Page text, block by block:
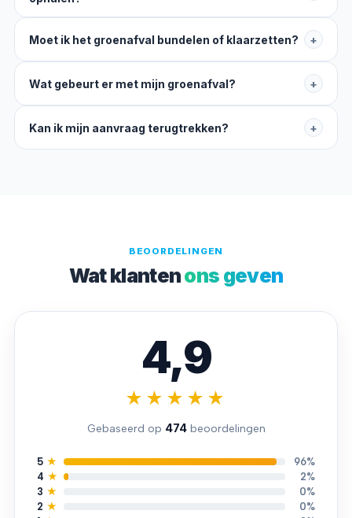
Moet ik het groenafval bundelen of klaarzetten? +
Wat gebeurt er met mijn groenafval? +
Kan ik mijn aanvraag terugtrekken? +
BEOORDELINGEN
Wat klantenons geven
4,9
★★★★★
Gebaseerd op 474beoordelingen
5 ★
96%
4 ★
2%
3 ★
0%
2 ★
0%